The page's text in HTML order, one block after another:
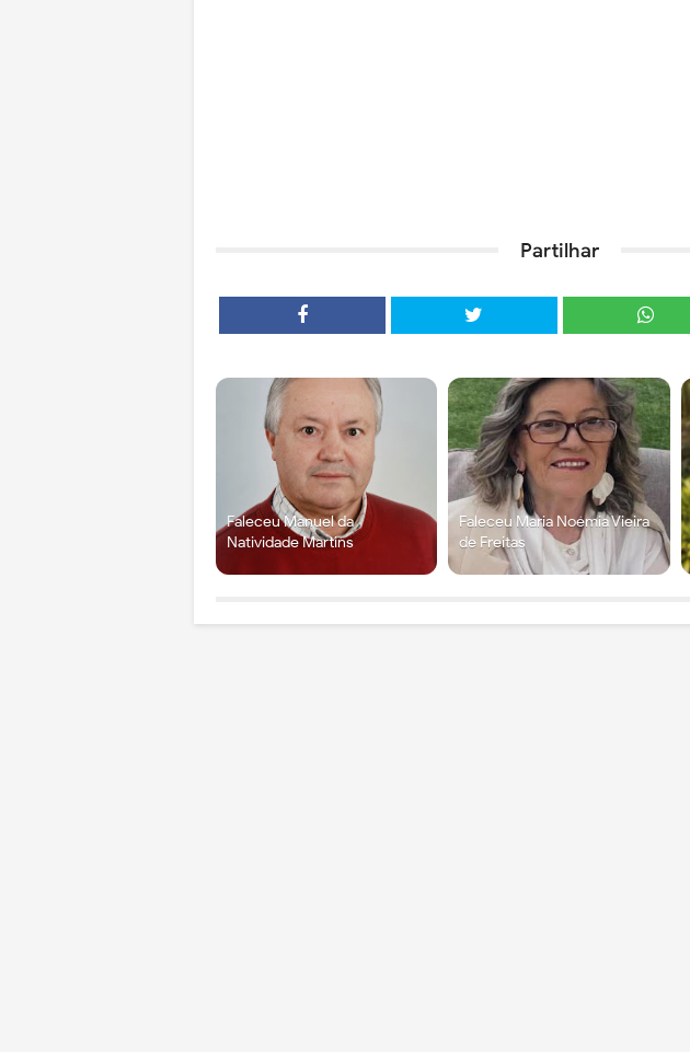
Partilhar
Faleceu Manuel da
Natividade Martins
Faleceu Maria Noémia Vieira
de Freitas